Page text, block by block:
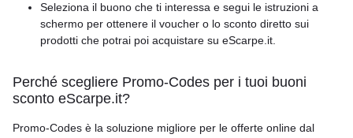
Seleziona il buono che ti interessa e segui le istruzioni a
schermo per ottenere il voucher o lo sconto diretto sui
prodotti che potrai poi acquistare su eScarpe.it.
Perché scegliere Promo-Codes per i tuoi buoni
sconto eScarpe.it?
Promo-Codes è la soluzione migliore per le offerte online dal